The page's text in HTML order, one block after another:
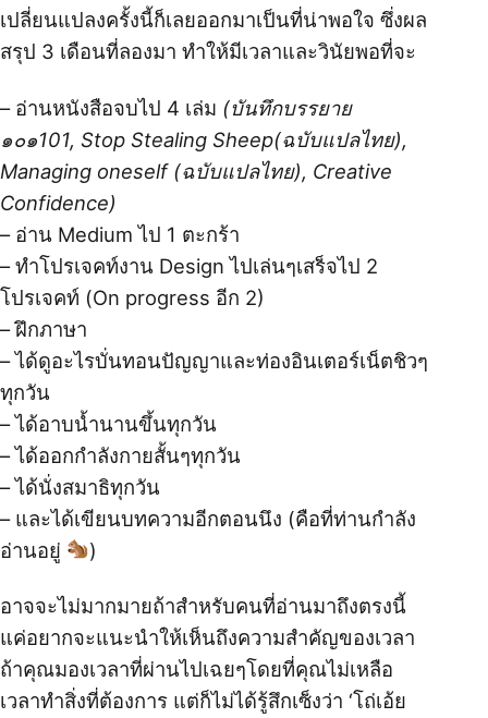
เปลี่ยนแปลงครั้งนี้ก็เลยออกมาเป็นที่น่าพอใจ ซึ่งผล
สรุป 3 เดือนที่ลองมา ทำให้มีเวลาและวินัยพอที่จะ
– อ่านหนังสือจบไป 4 เล่ม (บันทึกบรรยาย
๑๐๑101, Stop Stealing Sheep(ฉบับแปลไทย),
Managing oneself (ฉบับแปลไทย), Creative
Confidence)
– อ่าน Medium ไป 1 ตะกร้า
– ทำโปรเจคท์งาน Design ไปเล่นๆเสร็จไป 2
โปรเจคท์ (On progress อีก 2)
– ฝึกภาษา
– ได้ดูอะไรบั่นทอนปัญญาและท่องอินเตอร์เน็ตชิวๆ
ทุกวัน
– ได้อาบน้ำนานขึ้นทุกวัน
– ได้ออกกำลังกายสั้นๆทุกวัน
– ได้นั่งสมาธิทุกวัน
– และได้เขียนบทความอีกตอนนึง (คือที่ท่านกำลัง
อ่านอยู่
)
อาจจะไม่มากมายถ้าสำหรับคนที่อ่านมาถึงตรงนี้
แค่อยากจะแนะนำให้เห็นถึงความสำคัญของเวลา
ถ้าคุณมองเวลาที่ผ่านไปเฉยๆโดยที่คุณไม่เหลือ
เวลาทำสิ่งที่ต้องการ แต่ก็ไม่ได้รู้สึกเซ็งว่า ‘โถ่เอ้ย